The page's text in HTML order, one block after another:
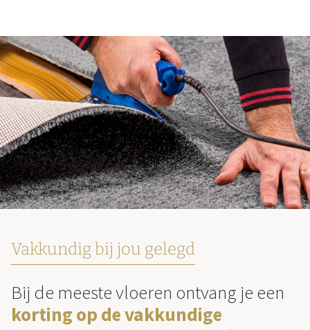
Vakkundig bij jou gelegd
Bij de meeste vloeren ontvang je een
korting op de vakkundige